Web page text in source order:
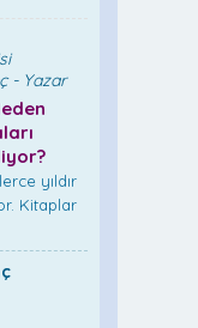
- Yazar
yıldır
Kitaplar